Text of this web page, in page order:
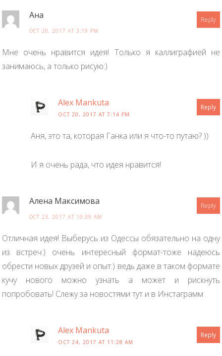
Ана Reply
OCT 20, 2017 AT 3:19 PM
Мне очень нравится идея! Только я каллиграфией не
занимаюсь, а только рисую:)
Alex Mankuta Reply
OCT 20, 2017 AT 7:14 PM
Аня, это та, которая Ганка или я что-то путаю? ))
И я очень рада, что идея нравится!
Алена Максимова Reply
OCT 23, 2017 AT 10:39 AM
Отличная идея! Выберусь из Одессы обязательно на одну
из встреч:) очень интересный формат-тоже надеюсь
обрести новых друзей и опыт:) ведь даже в таком формате
кучу нового можно узнать а может и рискнуть
попробовать! Слежу за новостями тут и в Инстаграмм
Alex Mankuta Reply
OCT 24, 2017 AT 11:28 AM